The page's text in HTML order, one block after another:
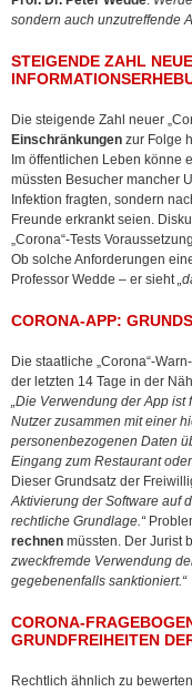
sondern auch unzutreffende
STEIGENDE ZAHL
Die steigende Zahl neuer
Einschränkungen zur Folge
Im öffentlichen Leben könne
müssten Besucher mancher
Infektion fragten, sondern
Freunde erkrankt seien.
„Corona“-Tests
Ob solche Anforderungen
Professor Wedde – er sieht
CORONA-APP:
Die staatliche „Corona“-
der letzten 14 Tage in der
„Die Verwendung der App
Nutzer zusammen mit einer
personenbezogenen Daten
Eingang zum Restaurant
Dieser Grundsatz der
Aktivierung der Software auf
rechtliche Grundlage.“
rechnen müssten. Der Jurist
zweckfremde Verwendung
gegebenenfalls sanktioniert.“
CORONA-
GRUNDFREIHEITEN
Rechtlich ähnlich zu